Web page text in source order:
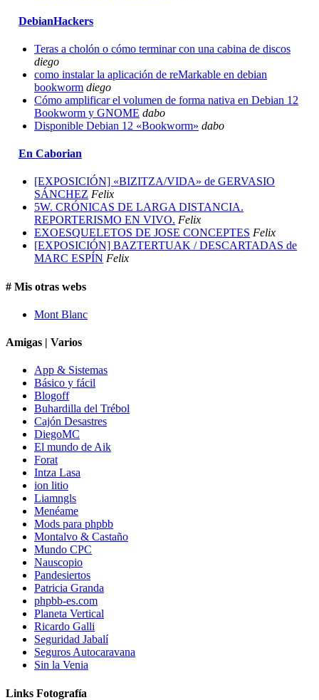
DebianHackers
Teras a cholón o cómo terminar con una cabina de discos
diego
como instalar la aplicación de reMarkable en debian
bookworm diego
Cómo amplificar el volumen de forma nativa en Debian 12
Bookworm y GNOME dabo
Disponible Debian 12 «Bookworm» dabo
En Caborian
[EXPOSICIÓN] «BIZITZA/VIDA» de GERVASIO
SÁNCHEZ Felix
5W. CRÓNICAS DE LARGA DISTANCIA.
REPORTERISMO EN VIVO. Felix
EXOESQUELETOS DE JOSE CONCEPTES Felix
[EXPOSICIÓN] BAZTERTUAK / DESCARTADAS de
MARC ESPÍN Felix
# Mis otras webs
Mont Blanc
Amigas | Varios
App & Sistemas
Básico y fácil
Blogoff
Buhardilla del Trébol
Cajón Desastres
DiegoMC
El mundo de Aik
Forat
Intza Lasa
ion litio
Liamngls
Menéame
Mods para phpbb
Montalvo & Castaño
Mundo CPC
Nauscopio
Pandesiertos
Patricia Granda
phpbb-es.com
Planeta Vertical
Ricardo Galli
Seguridad Jabalí
Seguros Autocaravana
Sin la Venia
Links Fotografía